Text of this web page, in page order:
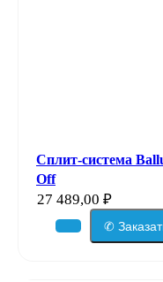
Сплит-система
Off
27 489,00 ₽
✆